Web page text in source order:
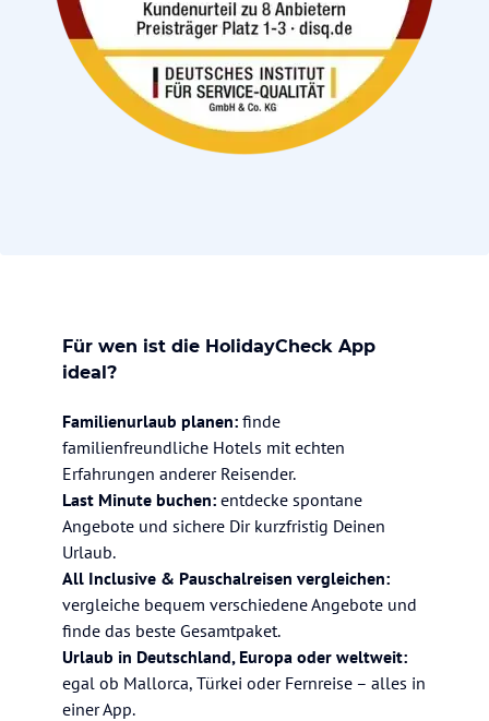
Für wen ist die HolidayCheck App
ideal?
Familienurlaub planen:finde
familienfreundliche Hotels mit echten
Erfahrungen anderer Reisender.
Last Minute buchen:entdecke spontane
Angebote und sichere Dir kurzfristig Deinen
Urlaub.
All Inclusive & Pauschalreisen vergleichen:
vergleiche bequem verschiedene Angebote und
finde das beste Gesamtpaket.
Urlaub in Deutschland, Europa oder weltweit:
egal ob Mallorca, Türkei oder Fernreise – alles in
einer App.